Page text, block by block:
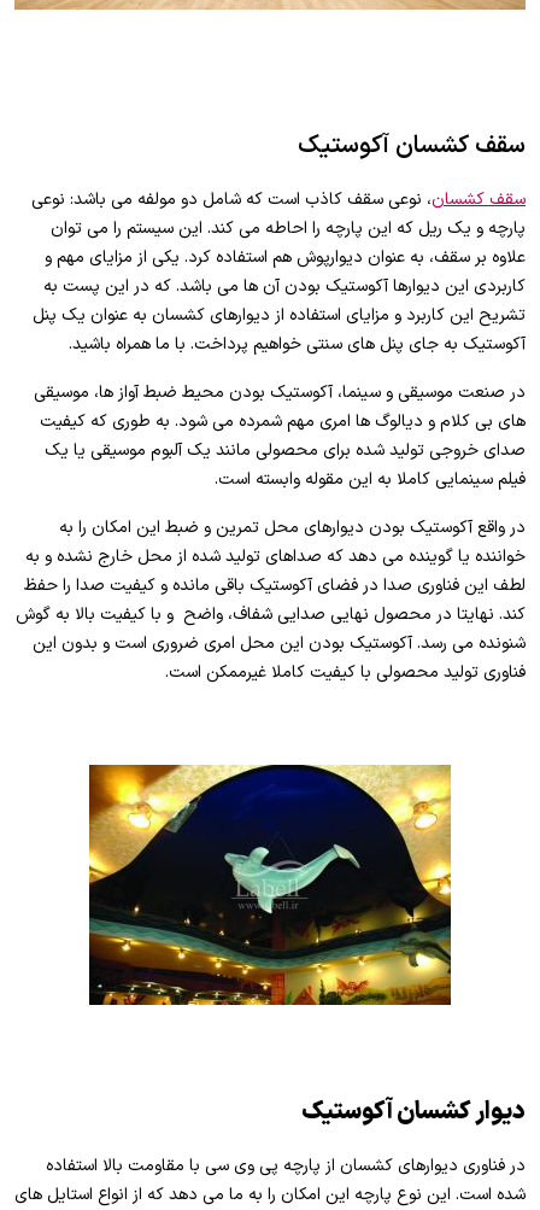
سقف کشسان آکوستیک
سقف کشسان، نوعی سقف کاذب است که شامل دو مولفه می باشد: نوعی
پارچه و یک ریل که این پارچه را احاطه می کند. این سیستم را می توان
علاوه بر سقف، به عنوان دیوارپوش هم استفاده کرد. یکی از مزایای مهم و
کاربردی این دیوارها آکوستیک بودن آن ها می باشد. که در این پست به
تشریح این کاربرد و مزایای استفاده از دیوارهای کشسان به عنوان یک پنل
آکوستیک به جای پنل های سنتی خواهیم پرداخت. با ما همراه باشید.
در صنعت موسیقی و سینما، آکوستیک بودن محیط ضبط آواز ها، موسیقی
های بی کلام و دیالوگ ها امری مهم شمرده می شود. به طوری که کیفیت
صدای خروجی تولید شده برای محصولی مانند یک آلبوم موسیقی یا یک
فیلم سینمایی کاملا به این مقوله وابسته است.
در واقع آکوستیک بودن دیوارهای محل تمرین و ضبط این امکان را به
خواننده یا گوینده می دهد که صداهای تولید شده از محل خارج نشده و به
لطف این فناوری صدا در فضای آکوستیک باقی مانده و کیفیت صدا را حفظ
کند. نهایتا در محصول نهایی صدایی شفاف، واضح و با کیفیت بالا به گوش
شنونده می رسد. آکوستیک بودن این محل امری ضروری است و بدون این
فناوری تولید محصولی با کیفیت کاملا غیرممکن است.
دیوار کشسان آکوستیک
در فناوری دیوارهای کشسان از پارچه پی وی سی با مقاومت بالا استفاده
شده است. این نوع پارچه این امکان را به ما می دهد که از انواع استایل های